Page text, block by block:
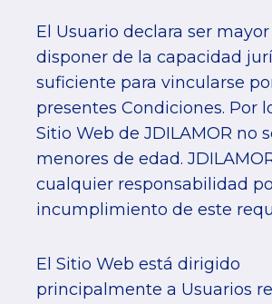
El Usuario declara ser
disponer de la capacidad
suficiente para vincularse
presentes Condiciones. Por
Sitio Web de JDILAMOR no
menores de edad.
cualquier responsabilidad
incumplimiento de este
El Sitio Web está dirigido
principalmente a Usuarios